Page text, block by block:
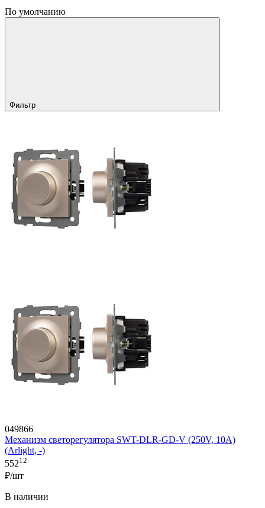
По умолчанию
Фильтр
049866
Механизм светорегулятора SWT-DLR-GD-V (250V, 10A)
(Arlight, -)
55212
₽/шт
В наличии